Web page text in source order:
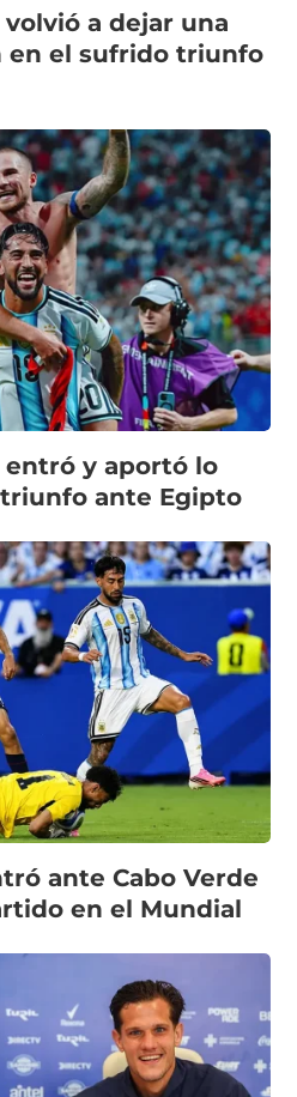
volvió a dejar una
en el sufrido triunfo
entró y aportó lo
ante Egipto
ante Cabo Verde
en el Mundial